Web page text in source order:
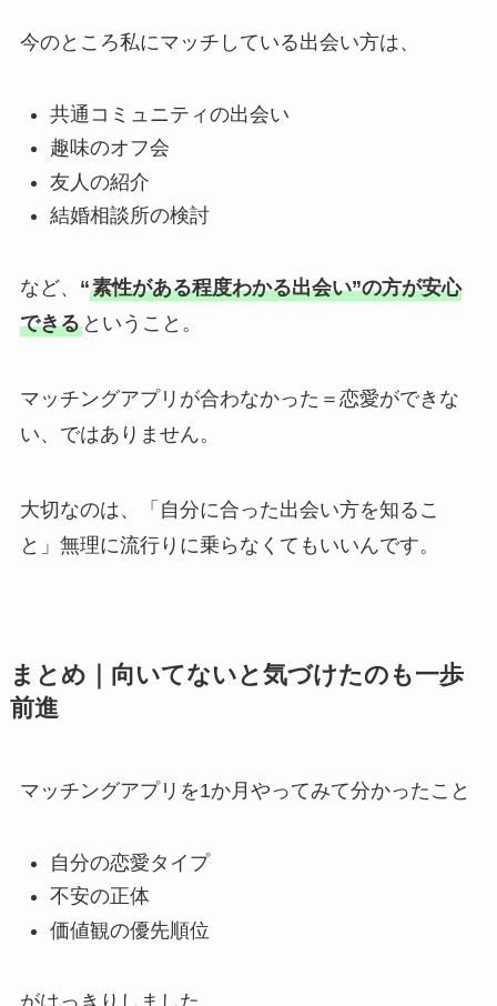
今のところ私にマッチしている出会い方は、
共通コミュニティの出会い
趣味のオフ会
友人の紹介
結婚相談所の検討
など、 “素性がある程度わかる出会い”の方が安心
できるということ。
マッチングアプリが合わなかった＝恋愛ができな
い、ではありません。
大切なのは、「自分に合った出会い方を知るこ
と」無理に流行りに乗らなくてもいいんです。
まとめ｜向いてないと気づけたのも一歩
前進
マッチングアプリを1か月やってみて分かったこと
自分の恋愛タイプ
不安の正体
価値観の優先順位